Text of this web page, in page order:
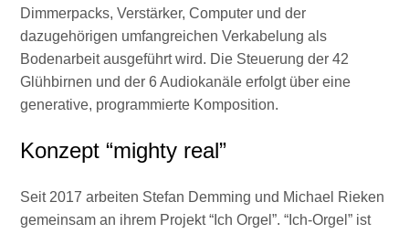
Dimmerpacks, Verstärker, Computer und der
dazugehörigen umfangreichen Verkabelung als
Bodenarbeit ausgeführt wird. Die Steuerung der 42
Glühbirnen und der 6 Audiokanäle erfolgt über eine
generative, programmierte Komposition.
Konzept “mighty real”
Seit 2017 arbeiten Stefan Demming und Michael Rieken
gemeinsam an ihrem Projekt “Ich Orgel”. “Ich-Orgel” ist